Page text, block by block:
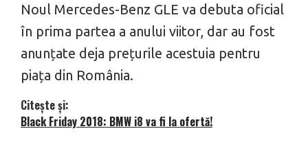
Noul Mercedes-Benz GLE va debuta oficial
în prima partea a anului viitor, dar au fost
anunțate deja prețurile acestuia pentru
piața din România.
Citește și:
Black Friday 2018: BMW i8 va fi la ofertă!